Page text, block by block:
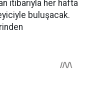
itibarıyla her hafta
buluşacak.